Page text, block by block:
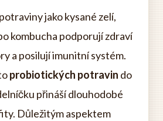
jako kysané zelí,
kombucha podporují zdraví
a posilují imunitní systém.
probiotických potravin do
přináší dlouhodobé
Důležitým aspektem